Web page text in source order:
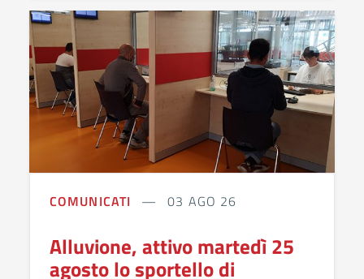
COMUNICATI 03 AGO 26
Alluvione, attivo martedì 25
agosto lo sportello di